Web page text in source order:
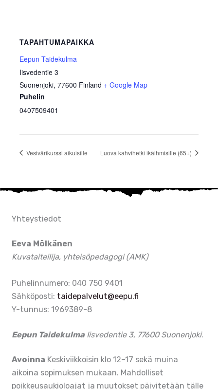
TAPAHTUMAPAIKKA
Eepun Taidekulma
Iisvedentie 3
Suonenjoki, 77600 Finland + Google Map
Puhelin
0407509401
Vesivärikurssi aikuisille Luova kahvihetki ikäihmisille (65+)
Yhteystiedot
Eeva Mölkänen
Kuvataiteilija, yhteisöpedagogi (AMK)
Puhelinnumero: 040 750 9401
Sähköposti: taidepalvelut@eepu.fi
Y-tunnus: 1969389-8
Eepun Taidekulma Iisvedentie 3, 77600 Suonenjoki.
Avoinna Keskiviikkoisin klo 12–17 sekä muina
aikoina sopimuksen mukaan. Mahdolliset
poikkeusaukioloajat ja muutokset päivitetään tälle